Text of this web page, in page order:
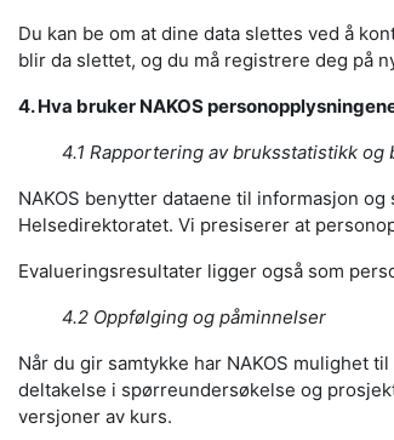
Du kan be om at dine data slettes ved å
blir da slettet, og du må registrere deg på
4. Hva bruker NAKOS
4.1 Rapportering av bruksstatistikk
NAKOS benytter dataene til informasjon
Helsedirektoratet. Vi presiserer at
Evalueringsresultater ligger også som
4.2 Oppfølging og påminnelser
Når du gir samtykke har NAKOS mulighet
deltakelse i spørreundersøkelse og
versjoner av kurs.